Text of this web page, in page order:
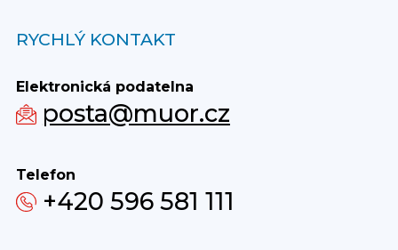
RYCHLÝ KONTAKT
Elektronická podatelna
posta@muor.cz
Telefon
+420 596 581 111